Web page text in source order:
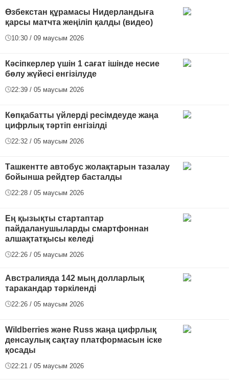
Өзбекстан құрамасы Нидерландыға
қарсы матчта жеңіліп қалды (видео)
10:30 / 09 маусым 2026
Кәсіпкерлер үшін 1 сағат ішінде несие
бөлу жүйесі енгізілуде
22:39 / 05 маусым 2026
Көпқабатты үйлерді ресімдеуде жаңа
цифрлық тәртіп енгізілді
22:32 / 05 маусым 2026
Ташкентте автобус жолақтарын тазалау
бойынша рейдтер басталды
22:28 / 05 маусым 2026
Ең қызықты стартаптар
пайдаланушыларды смартфоннан
алшақтатқысы келеді
22:26 / 05 маусым 2026
Австралияда 142 мың долларлық
таракандар тәркіленді
22:26 / 05 маусым 2026
Wildberries және Russ жаңа цифрлық
денсаулық сақтау платформасын іске
қосады
22:21 / 05 маусым 2026